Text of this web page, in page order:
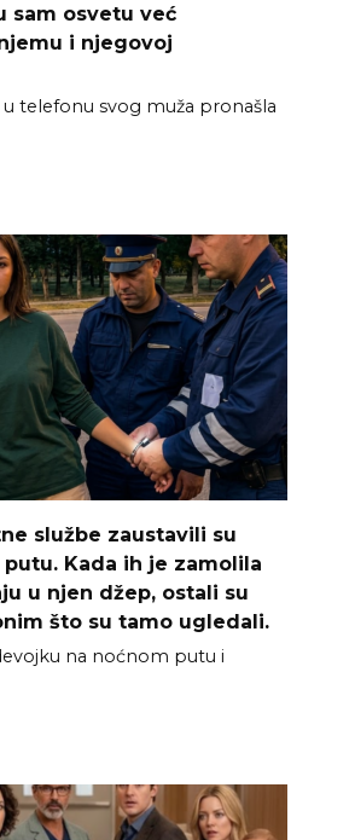
sam osvetu već
i njegovoj
u telefonu svog muža pronašla
službe zaustavili su
Kada ih je zamolila
u njen džep, ostali su
što su tamo ugledali.
na noćnom putu i